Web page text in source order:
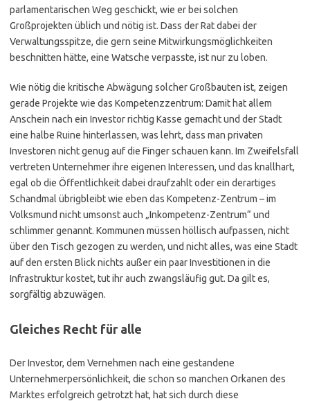
parlamentarischen Weg geschickt, wie er bei solchen
Großprojekten üblich und nötig ist. Dass der Rat dabei der
Verwaltungsspitze, die gern seine Mitwirkungsmöglichkeiten
beschnitten hätte, eine Watsche verpasste, ist nur zu loben.
Wie nötig die kritische Abwägung solcher Großbauten ist, zeigen
gerade Projekte wie das Kompetenzzentrum: Damit hat allem
Anschein nach ein Investor richtig Kasse gemacht und der Stadt
eine halbe Ruine hinterlassen, was lehrt, dass man privaten
Investoren nicht genug auf die Finger schauen kann. Im Zweifelsfall
vertreten Unternehmer ihre eigenen Interessen, und das knallhart,
egal ob die Öffentlichkeit dabei draufzahlt oder ein derartiges
Schandmal übrigbleibt wie eben das Kompetenz-Zentrum – im
Volksmund nicht umsonst auch „Inkompetenz-Zentrum“ und
schlimmer genannt. Kommunen müssen höllisch aufpassen, nicht
über den Tisch gezogen zu werden, und nicht alles, was eine Stadt
auf den ersten Blick nichts außer ein paar Investitionen in die
Infrastruktur kostet, tut ihr auch zwangsläufig gut. Da gilt es,
sorgfältig abzuwägen.
Gleiches Recht für alle
Der Investor, dem Vernehmen nach eine gestandene
Unternehmerpersönlichkeit, die schon so manchen Orkanen des
Marktes erfolgreich getrotzt hat, hat sich durch diese